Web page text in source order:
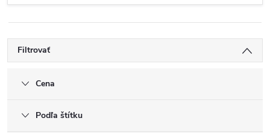
Filtrovať
Cena
Podľa štítku